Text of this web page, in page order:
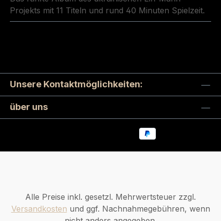
Projekts mit 11 Titeln und rund 40 Minuten Spielzeit.
Unsere Kontaktmöglichkeiten:
über uns
Alle Preise inkl. gesetzl. Mehrwertsteuer zzgl.
Versandkosten und ggf. Nachnahmegebühren, wenn